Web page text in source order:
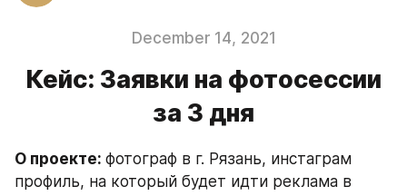
December 14, 2021
Кейс: Заявки на фотосессии
за 3 дня
О проекте: фотограф в г. Рязань, инстаграм
профиль, на который будет идти реклама в